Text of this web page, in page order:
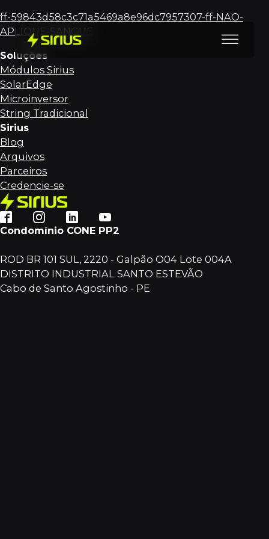
ff-59843d58c3c71a5469a8e96dc7957307-ff-NAO-
APLIQUE-SANGUE
Condomínio CONE PP2
ROD BR 101 SUL, 2220 - Galpão O04 Lote 004A
DISTRITO INDUSTRIAL SANTO ESTEVÃO
Cabo de Santo Agostinho - PE
Sirius
Blog
Arquivos
Parceiros
Credencie-se
Soluções
Módulos Sirius
SolarEdge
Microinversor
String Tradicional